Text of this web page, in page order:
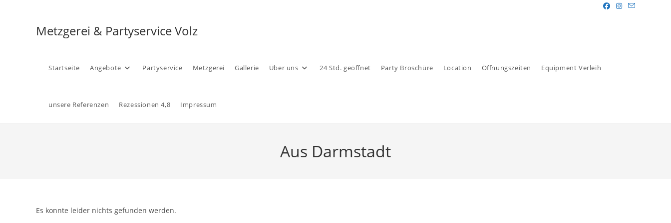
Metzgerei & Partyservice Volz
Startseite Angebote Partyservice Metzgerei Gallerie Über uns 24 Std. geöffnet Party Broschüre Location Öffnungszeiten Equipment Verleih
unsere Referenzen Rezessionen 4,8 Impressum
Aus Darmstadt
Es konnte leider nichts gefunden werden.